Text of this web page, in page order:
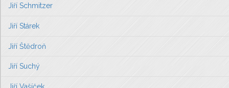
Jiří Schmitzer
Jiří Stárek
Jiří Štědroň
Jiří Suchý
Jiří Vašíček